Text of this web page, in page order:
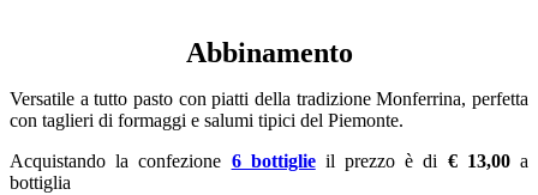
Abbinamento
Versatile a tutto pasto con piatti della tradizione Monferrina, perfetta
con taglieri di formaggi e salumi tipici del Piemonte.
Acquistando la confezione 6 bottiglieil prezzo è di € 13,00a
bottiglia